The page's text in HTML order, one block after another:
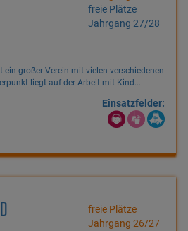
freie Plätze
Jahrgang 27/28
ein großer Verein mit vielen verschiedenen
liegt auf der Arbeit mit Kind...
Einsatzfelder:
freie Plätze
Jahrgang 26/27